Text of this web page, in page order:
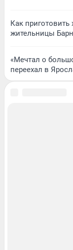
Как
жительницы
«Мечтал о
переехал в